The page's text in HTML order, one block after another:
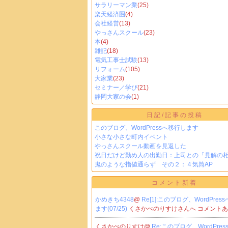
サラリーマン業(25)
楽天経済圏(4)
会社経営(13)
やっさんスクール(23)
本(4)
雑記(18)
電気工事士試験(13)
リフォーム(105)
大家業(23)
セミナー／学び(21)
静岡大家の会(1)
日記/記事の投稿
このブログ、WordPressへ移行します
小さな小さな町内イベント
やっさんスクール動画を見返した
祝日だけど勤め人の出勤日：上司との「見解の相
鬼のような指値通らず その２：４気筒AP
コメント新着
かめきち4348@ Re[1]:このブログ、WordPress
ます(07/25) くさかべのりすけさんへ コメント
くさかべのりすけ@ Re:このブログ、